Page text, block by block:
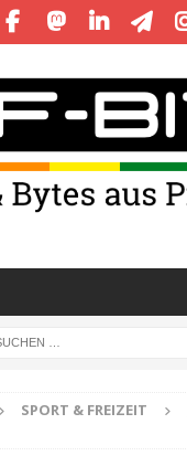
SPORT & FREIZEIT